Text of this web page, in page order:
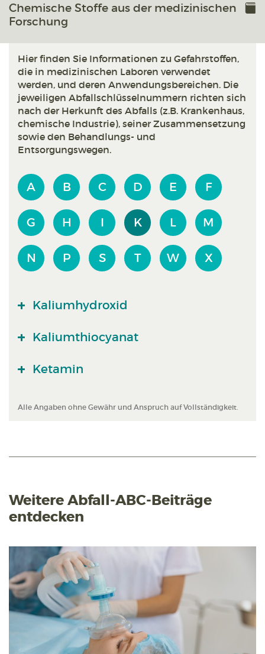
Chemische Stoffe aus der medizinischen
Forschung
Hier finden Sie Informationen zu Gefahrstoffen,
die in medizinischen Laboren verwendet
werden, und deren Anwendungsbereichen. Die
jeweiligen Abfallschlüsselnummern richten sich
nach der Herkunft des Abfalls (z.B. Krankenhaus,
chemische Industrie), seiner Zusammensetzung
sowie den Behandlungs- und
Entsorgungswegen.
A B C D E F
G H I K L M
N P S T W X
Kaliumhydroxid
Kaliumthiocyanat
Ketamin
Alle Angaben ohne Gewähr und Anspruch auf Vollständigkeit.
Weitere Abfall-ABC-Beiträge
entdecken